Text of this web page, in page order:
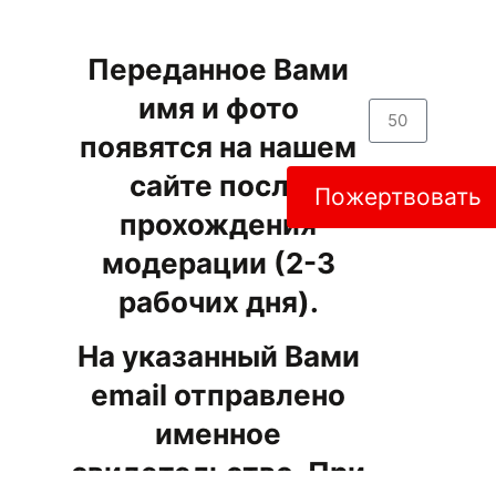
Переданное Вами
имя и фото
появятся на нашем
сайте после
прохождения
модерации (2-3
рабочих дня).
На указанный Вами
email отправлено
именное
свидетельство. При
Пожертвовать